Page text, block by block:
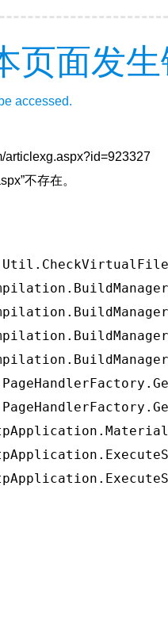
页面发
accessed.
articlexg.aspx?id=923327
不存在。